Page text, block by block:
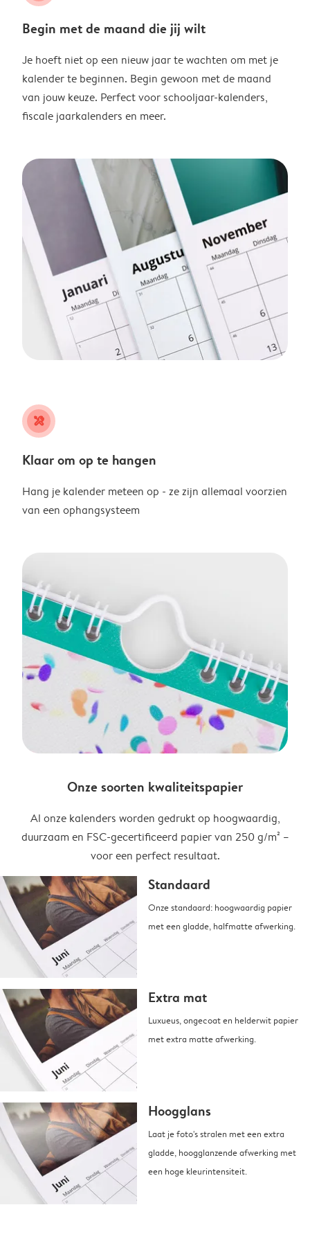
Begin met de maand die jij wilt
Je hoeft niet op een nieuw jaar te wachten om met je
kalender te beginnen. Begin gewoon met de maand
van jouw keuze. Perfect voor schooljaar-kalenders,
fiscale jaarkalenders en meer.
tools
Klaar om op te hangen
Hang je kalender meteen op - ze zijn allemaal voorzien
van een ophangsysteem
Onze soorten kwaliteitspapier
Al onze kalenders worden gedrukt op hoogwaardig,
duurzaam en FSC-gecertificeerd papier van 250 g/m² –
voor een perfect resultaat.
Standaard
Onze standaard: hoogwaardig papier
met een gladde, halfmatte afwerking.
Extra mat
Luxueus, ongecoat en helderwit papier
met extra matte afwerking.
Hoogglans
Laat je foto's stralen met een extra
gladde, hoogglanzende afwerking met
een hoge kleurintensiteit.